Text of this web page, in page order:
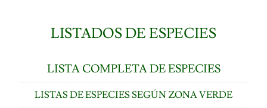
LISTADOS DE ESPECIES
LISTA COMPLETA DE ESPECIES
LISTAS DE ESPECIES SEGÚN ZONA VERDE